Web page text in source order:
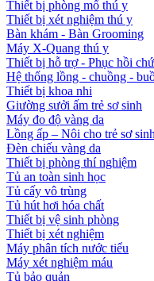
Thiết bị phòng mổ thú y
Thiết bị xét nghiệm thú y
Bàn khám - Bàn Grooming
Máy X-Quang thú y
Thiết bị hỗ trợ - Phục hồi
Hệ thống lồng - chuồng -
Thiết bị khoa nhi
Giường sưởi ấm trẻ sơ sinh
Máy đo độ vàng da
Lồng ấp – Nôi cho trẻ sơ sinh
Đèn chiếu vàng da
Thiết bị phòng thí nghiệm
Tủ an toàn sinh học
Tủ cấy vô trùng
Tủ hút hơi hóa chất
Thiết bị vệ sinh phòng
Thiết bị xét nghiệm
Máy phân tích nước tiểu
Máy xét nghiệm máu
Tủ bảo quản